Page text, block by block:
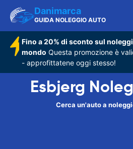
Danimarca
GUIDA NOLEGGIO AUTO
Fino a 20% di sconto sul
mondo Questa promozione è
- approfittatene oggi stesso!
Esbjerg
Cerca un'auto a